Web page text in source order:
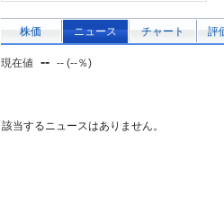
株価 ニュース チャート 評
現在値 -- -- (--％)
該当するニュースはありません。